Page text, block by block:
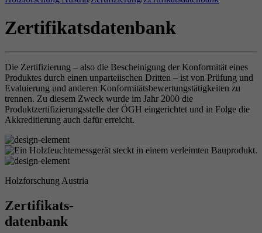
Zertifikatsdatenbank
Die Zertifizierung – also die Bescheinigung der Konformität eines
Produktes durch einen unparteiischen Dritten – ist von Prüfung und
Evaluierung und anderen Konformitätsbewertungstätigkeiten zu
trennen. Zu diesem Zweck wurde im Jahr 2000 die
Produktzertifizierungsstelle der ÖGH eingerichtet und in Folge die
Akkreditierung auch dafür erreicht.
Holzforschung Austria
Zertifikats-
datenbank